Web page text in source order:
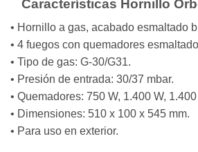
Características Hornillo
• Hornillo a gas, acabado esmaltado
• 4 fuegos con quemadores
• Tipo de gas: G-30/G31.
• Presión de entrada: 30/37 mbar.
• Quemadores: 750 W, 1.400 W,
• Dimensiones: 510 x 100 x 545 mm.
• Para uso en exterior.